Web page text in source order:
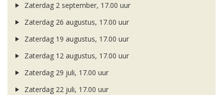
Zaterdag 2 september, 17.00 uur
Zaterdag 26 augustus, 17.00 uur
Zaterdag 19 augustus, 17.00 uur
Zaterdag 12 augustus, 17.00 uur
Zaterdag 29 juli, 17.00 uur
Zaterdag 22 juli, 17.00 uur